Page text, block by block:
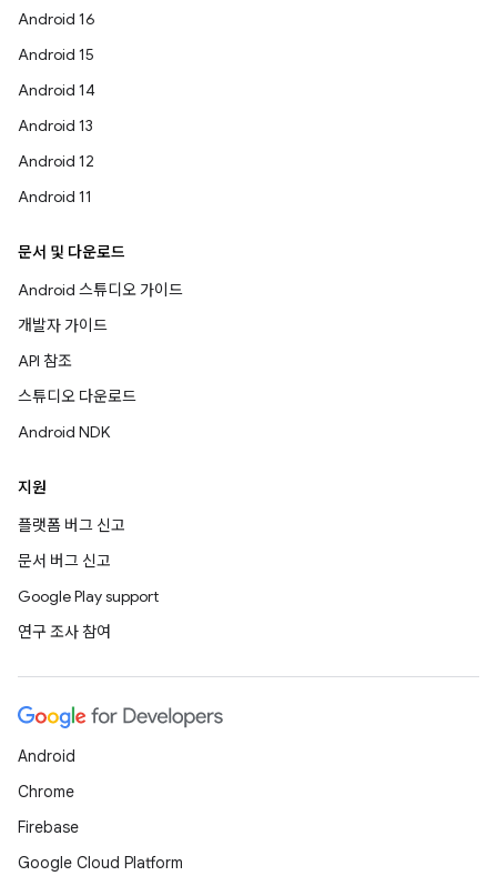
Android 16
Android 15
Android 14
Android 13
Android 12
Android 11
문서 및 다운로드
Android 스튜디오 가이드
개발자 가이드
API 참조
스튜디오 다운로드
Android NDK
지원
플랫폼 버그 신고
문서 버그 신고
Google Play support
연구 조사 참여
Android
Chrome
Firebase
Google Cloud Platform